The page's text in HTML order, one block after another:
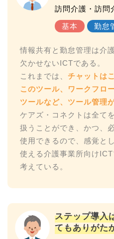
訪問介護・訪問
情報共有と勤怠管理は介
欠かせないICTである。
これまでは、 チャットは
このツール、ワークフロ
ツールなど、ツール管理
ケアズ・コネクトは全て
扱うことができ、かつ、
使用できるので、感覚と
使える介護事業所向け
ステップ導入
てもありがた